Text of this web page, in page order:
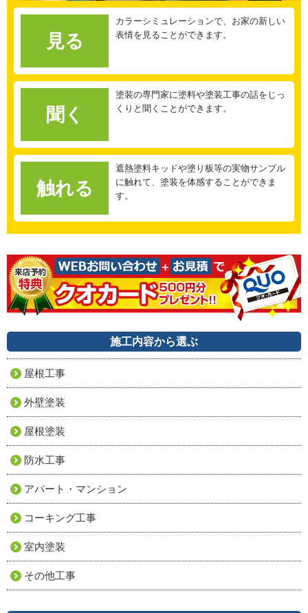
見る
カラーシミュレーションで、お家の新しい
表情を見ることができます。
聞く
塗装の専門家に塗料や塗装工事の話をじっ
くりと聞くことができます。
触れる
遮熱塗料キッドや塗り板等の実物サンプル
に触れて、塗装を体感することができま
す。
施工内容から選ぶ
屋根工事
外壁塗装
屋根塗装
防水工事
アパート・マンション
コーキング工事
室内塗装
その他工事